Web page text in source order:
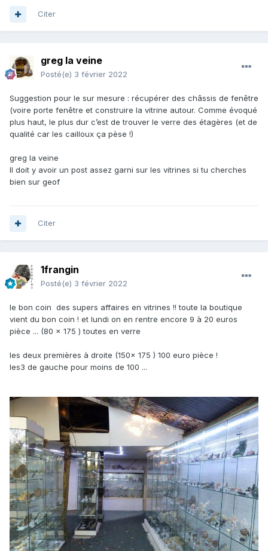
Citer
greg la veine
Posté(e) 3 février 2022
Suggestion pour le sur mesure : récupérer des châssis de fenêtre
(voire porte fenêtre et construire la vitrine autour. Comme évoqué
plus haut, le plus dur c’est de trouver le verre des étagères (et de
qualité car les cailloux ça pèse !)
greg la veine
Il doit y avoir un post assez garni sur les vitrines si tu cherches
bien sur geof
Citer
1frangin
Posté(e) 3 février 2022
le bon coin des supers affaires en vitrines !! toute la boutique
vient du bon coin ! et lundi on en rentre encore 9 à 20 euros
pièce ... (80 x 175 ) toutes en verre
les deux premières à droite (150x 175 ) 100 euro pièce !
les3 de gauche pour moins de 100 ...